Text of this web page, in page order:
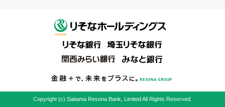
Copyright (c) Saitama Resona Bank, Limited All Rights Reserved.